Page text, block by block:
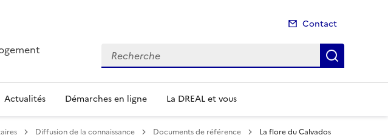
Contact
Recherche
Actualités Démarches en ligne La DREAL et vous
Diffusion de la connaissance Documents de référence La flore du Calvados